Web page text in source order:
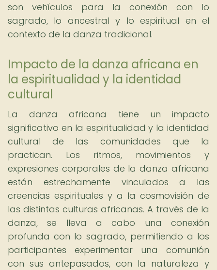
son vehículos para la conexión con lo
sagrado, lo ancestral y lo espiritual en el
contexto de la danza tradicional.
Impacto de la danza africana en
la espiritualidad y la identidad
cultural
La danza africana tiene un impacto
significativo en la espiritualidad y la identidad
cultural de las comunidades que la
practican. Los ritmos, movimientos y
expresiones corporales de la danza africana
están estrechamente vinculados a las
creencias espirituales y a la cosmovisión de
las distintas culturas africanas. A través de la
danza, se lleva a cabo una conexión
profunda con lo sagrado, permitiendo a los
participantes experimentar una comunión
con sus antepasados, con la naturaleza y